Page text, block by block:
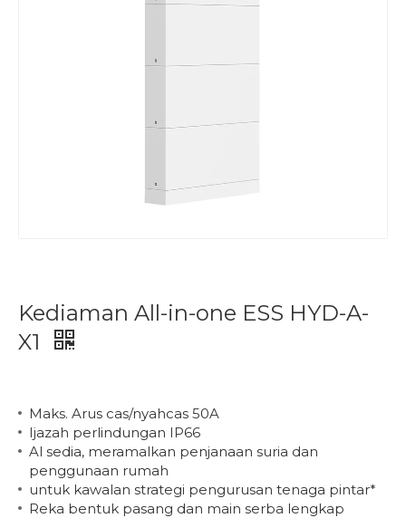
Kediaman All-in-one ESS HYD-A-
X1
Maks. Arus cas/nyahcas 50A
Ijazah perlindungan IP66
Al sedia, meramalkan penjanaan suria dan
penggunaan rumah
untuk kawalan strategi pengurusan tenaga pintar*
Reka bentuk pasang dan main serba lengkap